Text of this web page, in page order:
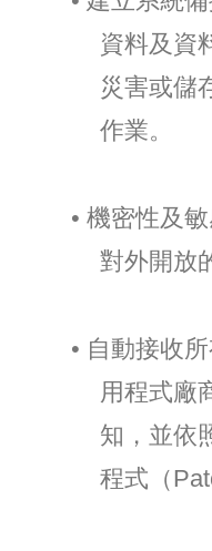
資料及資
災害或儲
作業。
• 機密性及
對外開放
• 自動接收
用程式廠
知，並依
程式（